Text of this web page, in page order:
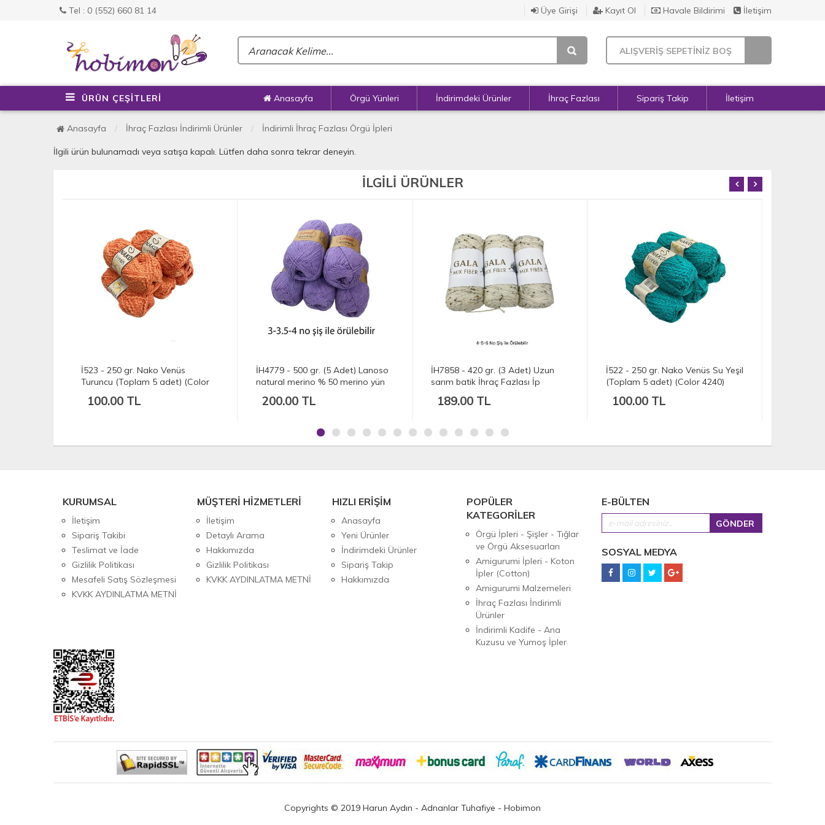
Tel : 0 (552) 660 81 14 Üye Girişi Kayıt Ol Havale Bildirimi İletişim
ALIŞVERİŞ SEPETİNİZ BOŞ
ÜRÜN ÇEŞİTLERİ Anasayfa Örgü Yünleri İndirimdeki Ürünler İhraç Fazlası Sipariş Takip İletişim
Anasayfa İhraç Fazlası İndirimli Ürünler İndirimli İhraç Fazlası Örgü İpleri
İlgili ürün bulunamadı veya satışa kapalı. Lütfen daha sonra tekrar deneyin.
İLGİLİ ÜRÜNLER
İ523 - 250 gr. Nako Venüs
Turuncu (Toplam 5 adet) (Color
100.00 TL
İH4779 - 500 gr. (5 Adet) Lanoso
natural merino % 50 merino yün
200.00 TL
İH7858 - 420 gr. (3 Adet) Uzun
sarım batik İhraç Fazlası İp
189.00 TL
İ522 - 250 gr. Nako Venüs Su Yeşil
(Toplam 5 adet) (Color 4240)
100.00 TL
KURUMSAL
İletişim
Sipariş Takibi
Teslimat ve İade
Gizlilik Politikası
Mesafeli Satış Sözleşmesi
KVKK AYDINLATMA METNİ
MÜŞTERİ HİZMETLERİ
İletişim
Detaylı Arama
Hakkımızda
Gizlilik Politikası
KVKK AYDINLATMA METNİ
HIZLI ERİŞİM
Anasayfa
Yeni Ürünler
İndirimdeki Ürünler
Sipariş Takip
Hakkımızda
POPÜLER
KATEGORİLER
Örgü İpleri - Şişler - Tığlar
ve Örgü Aksesuarları
Amigurumi İpleri - Koton
İpler (Cotton)
Amigurumi Malzemeleri
İhraç Fazlası İndirimli
Ürünler
İndirimli Kadife - Ana
Kuzusu ve Yumoş İpler
E-BÜLTEN
SOSYAL MEDYA
Copyrights © 2019 Harun Aydın - Adnanlar Tuhafiye - Hobimon